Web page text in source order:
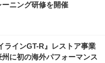
ニング研修を開催
ラインGT-R』レストア事業
に初の海外パフォーマンス